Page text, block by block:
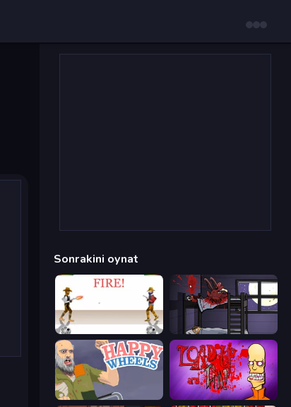
Sonrakini oynat
Gunblood The Visitor
Happy Wheels Load Up and Kill